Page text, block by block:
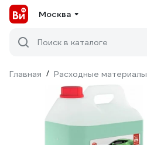
Москва
Поиск в каталоге
Главная / Расходные материалы